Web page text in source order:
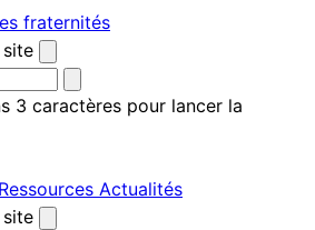
site
3 caractères pour lancer la
Ressources Actualités
site